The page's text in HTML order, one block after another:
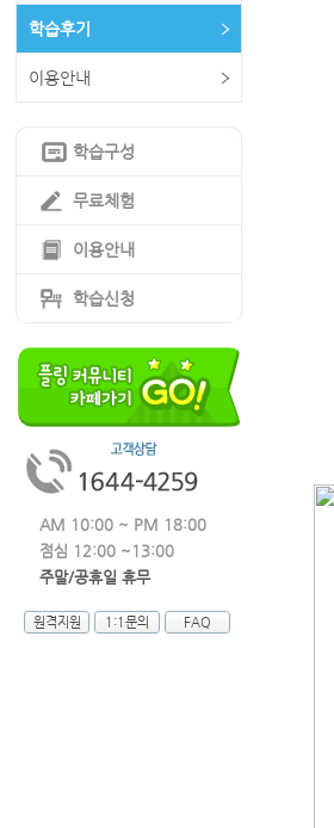
학습후기
이용안내
학습구성
무료체험
이용안내
학습신청
AM 10:00 ~ PM 18:00
점심 12:00 ~13:00
주말/공휴일 휴무
원격지원 1:1문의 FAQ